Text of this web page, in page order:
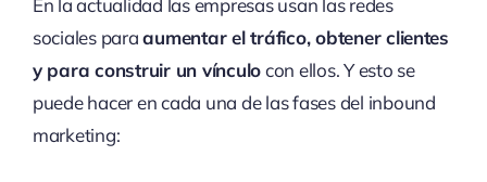
En la actualidad las empresas usan las redes
sociales paraaumentar el tráfico, obtener clientes
y para construir un vínculocon ellos. Y esto se
puede hacer en cada una de las fases del inbound
marketing: